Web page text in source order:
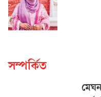
সম্পর্কিত